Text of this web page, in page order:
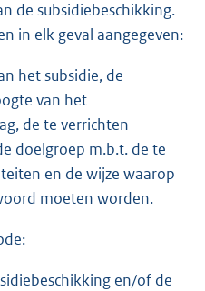
de subsidiebeschikking.
in elk geval aangegeven:
het subsidie, de
van het
de te verrichten
doelgroep m.b.t. de te
en de wijze waarop
moeten worden.
en/of de